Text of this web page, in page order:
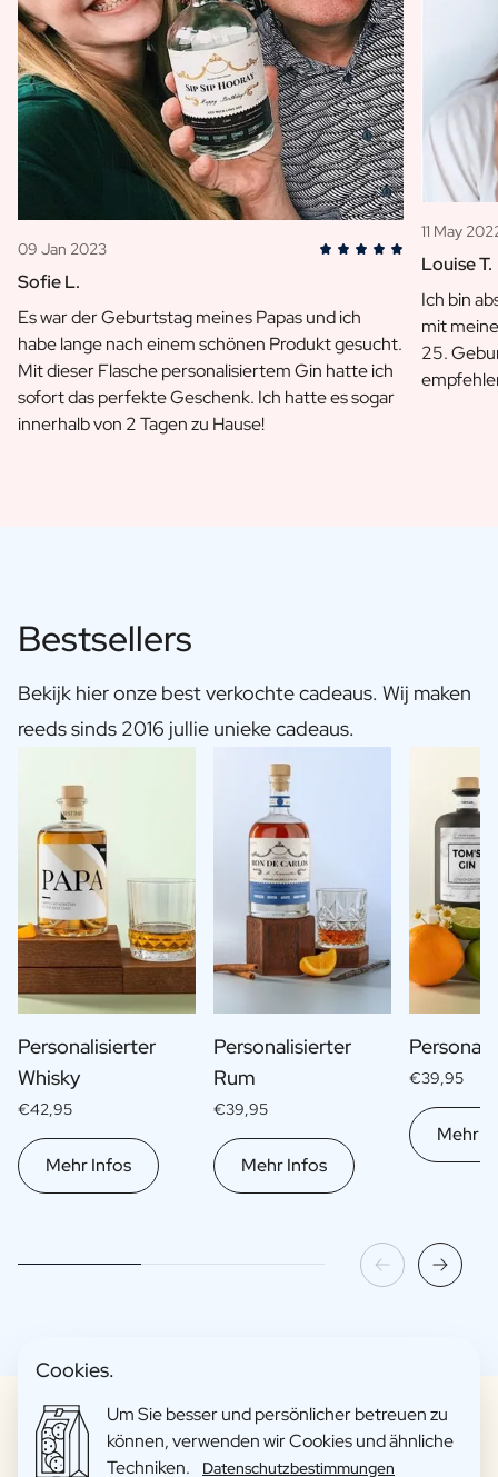
09 Jan 2023
Sofie L.
Es war der Geburtstag meines Papas und ich
habe lange nach einem schönen Produkt gesucht.
Mit dieser Flasche personalisiertem Gin hatte ich
sofort das perfekte Geschenk. Ich hatte es sogar
innerhalb von 2 Tagen zu Hause!
11 May
Louise T.
Ich bin
mit
25.
Bestsellers
Bekijk hier onze best verkochte cadeaus. Wij maken
reeds sinds 2016 jullie unieke cadeaus.
Personalisierter
Whisky
€42,95
Mehr Infos
Personalisierter
Rum
€39,95
Mehr Infos
€39,95
Mehr
Cookies.
Um Sie besser und persönlicher betreuen zu
können, verwenden wir Cookies und ähnliche
Techniken.
Datenschutzbestimmungen